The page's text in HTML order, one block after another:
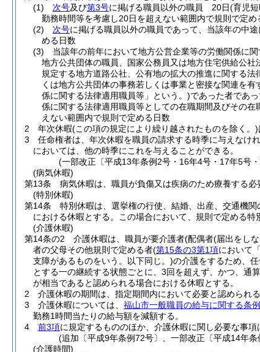
(1)
次号及び第3号に掲げる職員以外の職員 20日(育児
勤務時間等を考慮し20日を超えない範囲内で規則で定め
(2)
次号に掲げる職員以外の職員であって、当該年の中
める日数
(3)
当該年の前年において地方公営企業等の労働関係に
地方公共団体の職員、国家公務員又は地方住宅供給公社
規定する地方道路公社、公有地の拡大の推進に関する法
くは地方公共団体の事務若しくは事業と密接な関連を
係に関する法律適用職員等」という。)であった者であ
係に関する法律適用職員等としての在職期間及びその
えない範囲内で規則で定める日数
2
年次休暇(この項の規定により繰り越されたものを除く。)
3
任命権者は、年次休暇を職員の請求する時季に与えなけれ
においては、他の時季にこれを与えることができる。
(一部改正〔平成13年条例2号・16年4号・17年5号
(病気休暇)
第13条
病気休暇は、職員が負傷又は疾病のため療養する
(特別休暇)
第14条
特別休暇は、選挙権の行使、結婚、出産、交通機
における休暇とする。
この場合において、規則で定める特
(介護休暇)
第14条の2
介護休暇は、職員が要介護者(配偶者(届出をし
者の父母その他規則で定める者(第15条の3第1項において
支障があるものをいう。以下同じ。)の介護をするため、
とする一の継続する状態ごとに、3回を超えず、かつ、通
が相当であると認められる場合における休暇とする。
2
介護休暇の期間は、指定期間内において必要と認められる
3
介護休暇については、 福山市一般職員の給与に関する条
勤務1時間当たりの給与額を減額する。
4
前3項に規定するもののほか、介護休暇に関し必要な事項
(追加〔平成9年条例72号〕、一部改正〔平成14年
(介護時間)